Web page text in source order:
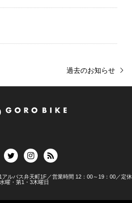
過去のお知らせ
ルバス弁天町1F／営業時間 12：00～19：00／定休
曜・第1・3木曜日